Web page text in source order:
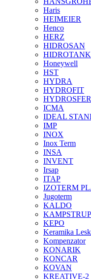
Haris
HEIMEIER
Henco
HERZ
HIDROSAN
HIDROTANK
Honeywell
HST
HYDRA
HYDROFIT
HYDROSFER
ICMA
IDEAL
IMP
INOX
Inox Term
INSA
INVENT
Irsap
ITAP
IZOTERM
Jugoterm
KALDO
KAMPSTRUP
KEPO
Keramika
Kompenzator
KONARIK
KONCAR
KOVAN
KREATIVE-2